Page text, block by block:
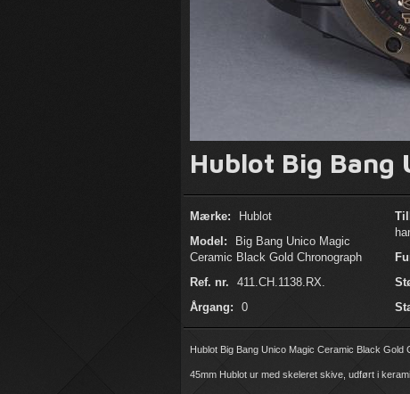
Hublot Big Bang
Mærke:
Hublot
Model:
Big Bang Unico Magic
Ceramic Black Gold Chronograph
Ref. nr.
411.CH.1138.RX.
Årgang:
0
Hublot Big Bang Unico Magic Ceramic Black Gold
45mm Hublot ur med skeleret skive, udført i